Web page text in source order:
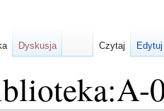
Dyskusja Czytaj